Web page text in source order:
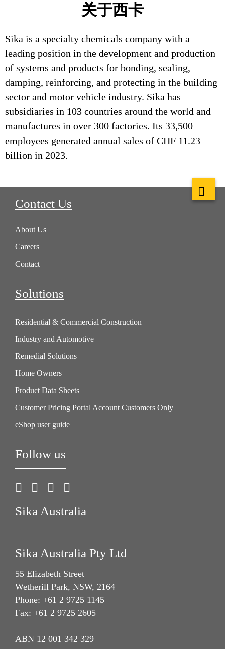
关于西卡
Sika is a specialty chemicals company with a
leading position in the development and production
of systems and products for bonding, sealing,
damping, reinforcing, and protecting in the building
sector and motor vehicle industry. Sika has
subsidiaries in 103 countries around the world and
manufactures in over 300 factories. Its 33,500
employees generated annual sales of CHF 11.23
billion in 2023.
Contact Us
About Us
Careers
Contact
Solutions
Residential & Commercial Construction
Industry and Automotive
Remedial Solutions
Home Owners
Product Data Sheets
Customer Pricing Portal Account Customers Only
eShop user guide
Follow us
Sika Australia
Sika Australia Pty Ltd
55 Elizabeth Street
Wetherill Park, NSW, 2164
Phone: +61 2 9725 1145
Fax: +61 2 9725 2605
ABN 12 001 342 329